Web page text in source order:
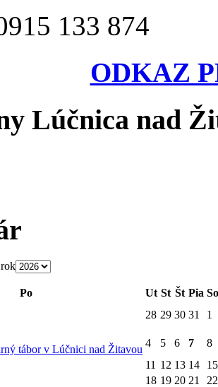
133 874
ODKAZ
Lúčnica nad
rok
Po Ut St Št Pia So
28 29 30 31
1
tábor v Lúčnici nad Žitavou
4 5 6 7
8
11 12 13 14
15
18 19 20 21
22